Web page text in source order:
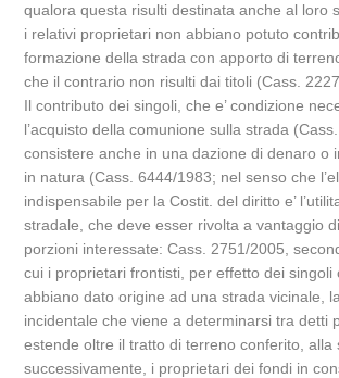
qualora questa risulti destinata anche al loro
i relativi proprietari non abbiano potuto
formazione della strada con apporto di
che il contrario non risulti dai titoli (Cass.
Il contributo dei singoli, che e’ condizione
l’acquisto della comunione sulla strada
consistere anche in una dazione di denaro o
in natura (Cass. 6444/1983; nel senso che
indispensabile per la Costit. del diritto e’
stradale, che deve esser rivolta a vantaggio
porzioni interessate: Cass. 2751/2005,
cui i proprietari frontisti, per effetto dei singoli
abbiano dato origine ad una strada vicinale,
incidentale che viene a determinarsi tra detti
estende oltre il tratto di terreno conferito, alla
successivamente, i proprietari dei fondi in